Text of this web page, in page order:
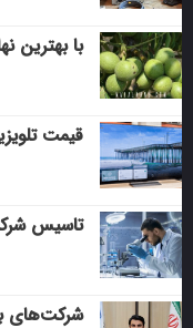
با بهترین
قیمت تلویزیون
تاسیس
شرکت‌های